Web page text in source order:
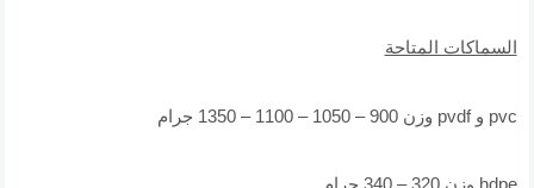
السماكات المتاحة
pvc و pvdf وزن 900 – 1050 – 1100 – 1350 جرام